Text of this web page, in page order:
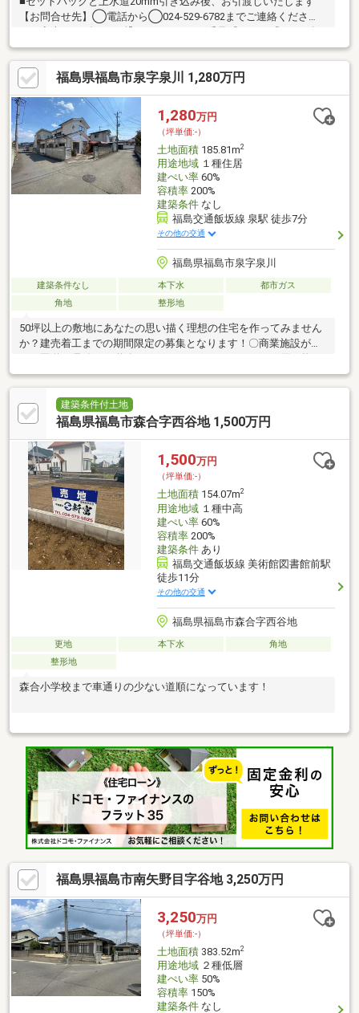
【お問合せ先】◯電話から◯024-529-6782までご連絡くださ
してください。◯メールから◯【物件資料請求】の問合せフォ
ームから必要事項をご入力ください。 ご内覧・ご来店希望の際
は、ご希望日時を備考欄にご記入ください。(株)マコトーマス電
話：０２４－５２９－６７８２定休日：水曜・祝日営業時間：
９：３０～１８：００（平日） ～１７：００（土日）●駐車場／
個室商談スペースありスタッフ一同笑顔でご来店をお待ちしてお
ります！
福島県福島市泉字泉川 1,280万円
1,280万円
（坪単価:-）
土地面積185.81m2
用途地域１種住居
建ぺい率60%
容積率200%
建築条件なし
福島交通飯坂線 泉駅 徒歩7分
その他の交通
福島県福島市泉字泉川
建築条件なし 本下水
都市ガス
角地
整形地
50坪以上の敷地にあなたの思い描く理想の住宅を作ってみません
か？建売着工までの期間限定の募集となります！〇商業施設が集
便利な立地〇住宅性能表示W評価・ZEH水準住宅・長期優良住宅
認定に対応した住まいを検討可能〇建売住宅も比較しやすい価格
帯ながら、条件の範囲内で建物プランを相談しやすい建築条件付
き売地〇建売住宅の間取りが少し合わないと感じる方にも、暮ら
えやすく、打合せや検討の負担を抑えたい方にも向く売地施工会
社：タクトホーム株式会社
建築条件付土地
福島県福島市森合字西谷地 1,500万円
1,500万円
（坪単価:-）
土地面積154.07m2
用途地域１種中高
建ぺい率60%
容積率200%
建築条件あり
福島交通飯坂線 美術館図書館前駅
徒歩11分
その他の交通
福島県福島市森合字西谷地
更地 本下水
角地
整形地
森合小学校まで車通りの少ない道順になっています！
福島県福島市南矢野目字谷地 3,250万円
3,250万円
（坪単価:-）
土地面積383.52m2
用途地域２種低層
建ぺい率50%
容積率150%
建築条件なし